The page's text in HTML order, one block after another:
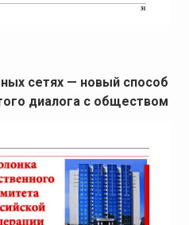
сетях — новый способ
диалога с обществом